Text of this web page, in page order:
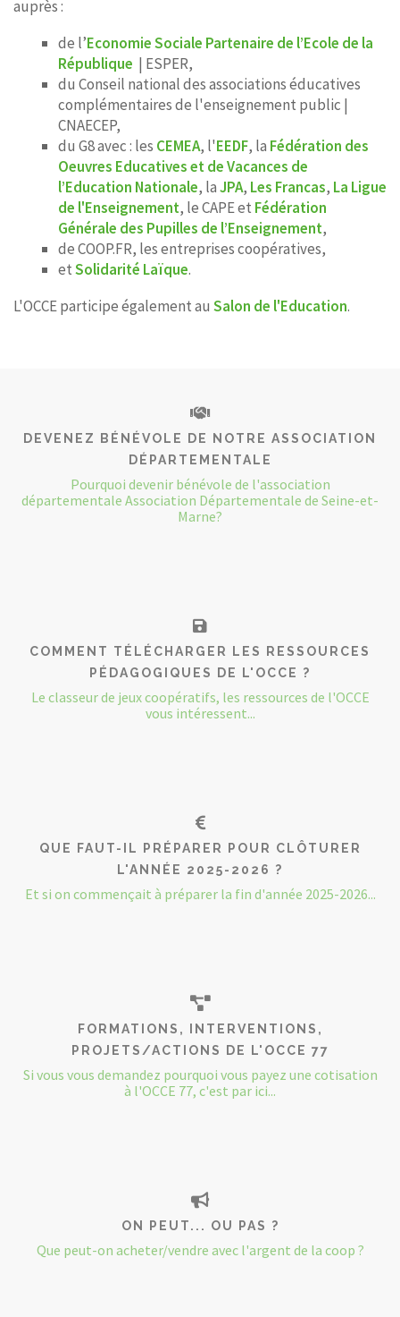
auprès :
de l’Economie Sociale Partenaire de l’Ecole de la
République | ESPER,
du Conseil national des associations éducatives
complémentaires de l'enseignement public |
CNAECEP,
du G8 avec : les CEMEA, l'EEDF, la Fédération des
Oeuvres Educatives et de Vacances de
l’Education Nationale, laJPA, Les Francas, La Ligue
de l'Enseignement, le CAPE et Fédération
Générale des Pupilles de l’Enseignement,
de COOP.FR, les entreprises coopératives,
etSolidarité Laïque.
L'OCCE participe également au Salon de l'Education.
DEVENEZ BÉNÉVOLE DE NOTRE ASSOCIATION
DÉPARTEMENTALE
Pourquoi devenir bénévole de l'association
départementale Association Départementale de Seine-et-
Marne?
COMMENT TÉLÉCHARGER LES RESSOURCES
PÉDAGOGIQUES DE L'OCCE ?
Le classeur de jeux coopératifs, les ressources de l'OCCE
vous intéressent...
QUE FAUT-IL PRÉPARER POUR CLÔTURER
L'ANNÉE 2025-2026 ?
Et si on commençait à préparer la fin d'année 2025-2026...
FORMATIONS, INTERVENTIONS,
PROJETS/ACTIONS DE L'OCCE 77
Si vous vous demandez pourquoi vous payez une cotisation
à l'OCCE 77, c'est par ici...
ON PEUT... OU PAS ?
Que peut-on acheter/vendre avec l'argent de la coop ?